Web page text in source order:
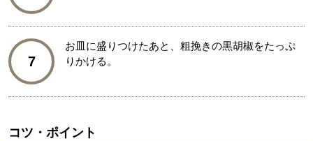
7
お皿に盛りつけたあと、粗挽きの黒胡椒をたっぷ
りかける。
コツ・ポイント